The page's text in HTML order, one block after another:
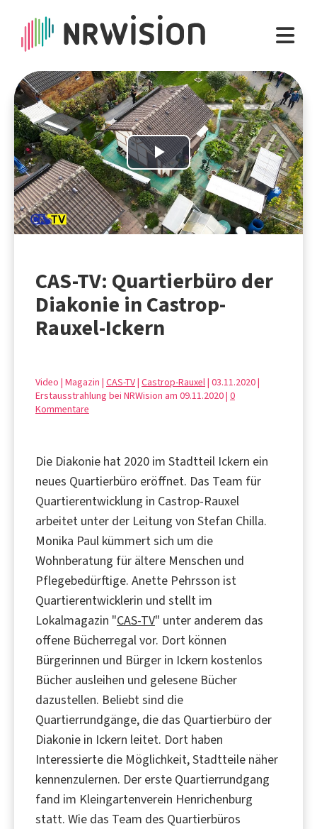
Play
Video
CAS-TV: Quartierbüro der
Diakonie in Castrop-
Rauxel-Ickern
Video | Magazin | CAS-TV| Castrop-Rauxel| 03.11.2020 |
Erstausstrahlung bei NRWision am 09.11.2020 | 0
Kommentare
Die Diakonie hat 2020 im Stadtteil Ickern ein
neues Quartierbüro eröffnet. Das Team für
Quartierentwicklung in Castrop-Rauxel
arbeitet unter der Leitung von Stefan Chilla.
Monika Paul kümmert sich um die
Wohnberatung für ältere Menschen und
Pflegebedürftige. Anette Pehrsson ist
Quartierentwicklerin und stellt im
Lokalmagazin "CAS-TV" unter anderem das
offene Bücherregal vor. Dort können
Bürgerinnen und Bürger in Ickern kostenlos
Bücher ausleihen und gelesene Bücher
dazustellen. Beliebt sind die
Quartierrundgänge, die das Quartierbüro der
Diakonie in Ickern leitet. Dort haben
Interessierte die Möglichkeit, Stadtteile näher
kennenzulernen. Der erste Quartierrundgang
fand im Kleingartenverein Henrichenburg
statt. Wie das Team des Quartierbüros